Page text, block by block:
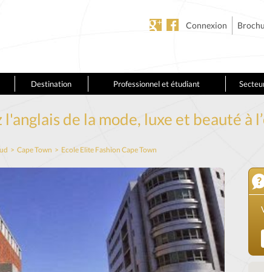
Connexion
Destination Professionnel et étudiant
l'anglais de la mode, luxe et beauté à
> Cape Town > Ecole Elite Fashion Cape Town